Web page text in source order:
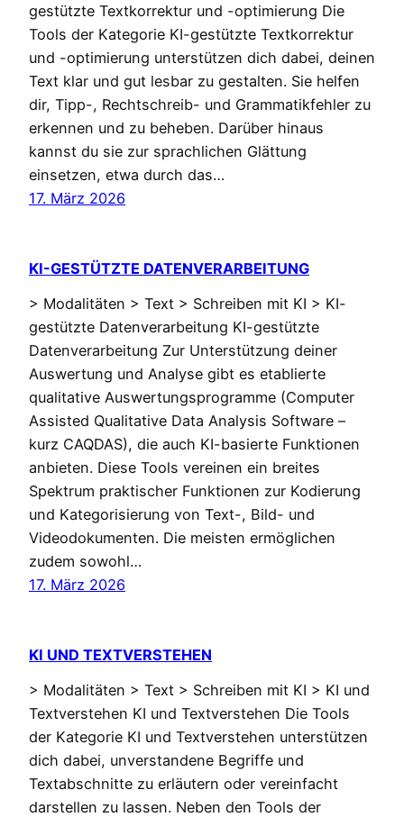
gestützte Textkorrektur und -optimierung Die
Tools der Kategorie KI-gestützte Textkorrektur
und -optimierung unterstützen dich dabei, deinen
Text klar und gut lesbar zu gestalten. Sie helfen
dir, Tipp-, Rechtschreib- und Grammatikfehler zu
erkennen und zu beheben. Darüber hinaus
kannst du sie zur sprachlichen Glättung
einsetzen, etwa durch das…
17. März 2026
KI-GESTÜTZTE DATENVERARBEITUNG
> Modalitäten > Text > Schreiben mit KI > KI-
gestützte Datenverarbeitung KI-gestützte
Datenverarbeitung Zur Unterstützung deiner
Auswertung und Analyse gibt es etablierte
qualitative Auswertungsprogramme (Computer
Assisted Qualitative Data Analysis Software –
kurz CAQDAS), die auch KI-basierte Funktionen
anbieten. Diese Tools vereinen ein breites
Spektrum praktischer Funktionen zur Kodierung
und Kategorisierung von Text-, Bild- und
Videodokumenten. Die meisten ermöglichen
zudem sowohl…
17. März 2026
KI UND TEXTVERSTEHEN
> Modalitäten > Text > Schreiben mit KI > KI und
Textverstehen KI und Textverstehen Die Tools
der Kategorie KI und Textverstehen unterstützen
dich dabei, unverstandene Begriffe und
Textabschnitte zu erläutern oder vereinfacht
darstellen zu lassen. Neben den Tools der